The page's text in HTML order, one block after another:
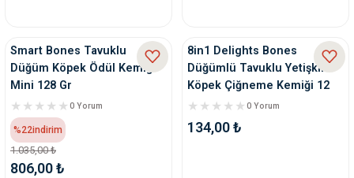
Smart Bones Tavuklu
Düğüm Köpek Ödül Kemiği
Mini 128 Gr
0 Yorum
%22indirim
1.035,00 ₺
806,00 ₺
8in1 Delights Bones
Düğümlü Tavuklu Yetişkin
Köpek Çiğneme Kemiği 12
Gr
0 Yorum
134,00 ₺